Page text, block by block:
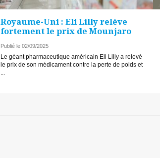
Royaume-Uni : Eli Lilly relève
fortement le prix de Mounjaro
Publié le 02/09/2025
Le géant pharmaceutique américain Eli Lilly a relevé
le prix de son médicament contre la perte de poids et